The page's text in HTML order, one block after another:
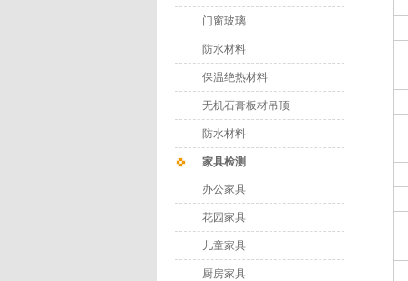
门窗玻璃
防水材料
保温绝热材料
无机石膏板材吊顶
防水材料
家具检测
办公家具
花园家具
儿童家具
厨房家具